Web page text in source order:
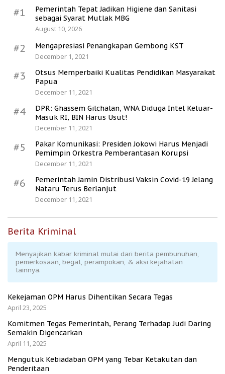
#1
Pemerintah Tepat Jadikan Higiene dan Sanitasi
sebagai Syarat Mutlak MBG
August 10, 2026
#2
Mengapresiasi Penangkapan Gembong KST
December 1, 2021
#3
Otsus Memperbaiki Kualitas Pendidikan Masyarakat
Papua
December 11, 2021
#4
DPR: Ghassem Gilchalan, WNA Diduga Intel Keluar-
Masuk RI, BIN Harus Usut!
December 11, 2021
#5
Pakar Komunikasi: Presiden Jokowi Harus Menjadi
Pemimpin Orkestra Pemberantasan Korupsi
December 11, 2021
#6
Pemerintah Jamin Distribusi Vaksin Covid-19 Jelang
Nataru Terus Berlanjut
December 11, 2021
Berita Kriminal
Menyajikan kabar kriminal mulai dari berita pembunuhan,
pemerkosaan, begal, perampokan, & aksi kejahatan
lainnya.
Kekejaman OPM Harus Dihentikan Secara Tegas
April 23, 2025
Komitmen Tegas Pemerintah, Perang Terhadap Judi Daring
Semakin Digencarkan
April 11, 2025
Mengutuk Kebiadaban OPM yang Tebar Ketakutan dan
Penderitaan